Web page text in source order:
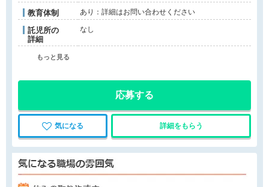
教育体制 あり：詳細はお問い合わせください
託児所の
詳細
なし
もっと見る
応募する
気になる 詳細をもらう